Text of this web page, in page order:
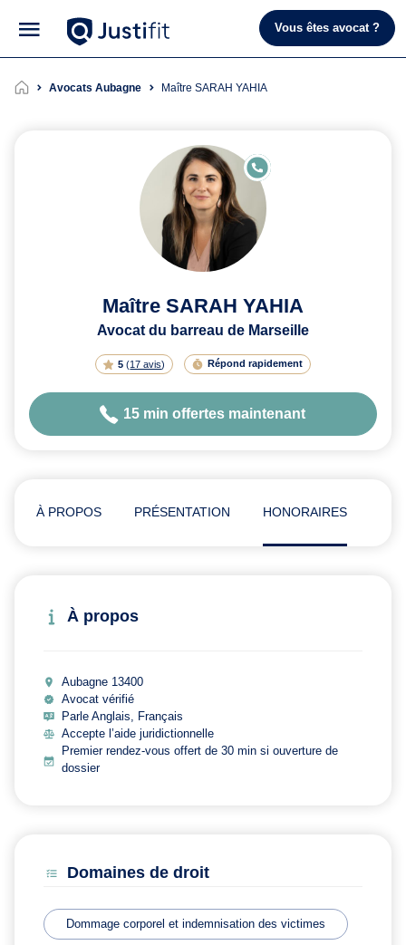
Vous êtes avocat ?
Avocats Aubagne Maître SARAH YAHIA
E
N
E
Maître SARAH YAHIA
Avocat du barreau de Marseille
5(17 avis) Répond rapidement
15 min offertes maintenant
À PROPOS PRÉSENTATION HONORAIRES
À propos
Aubagne 13400
Avocat vérifié
Parle Anglais, Français
Accepte l’aide juridictionnelle
Premier rendez-vous offert de 30 min si ouverture de
dossier
Domaines de droit
Dommage corporel et indemnisation des victimes